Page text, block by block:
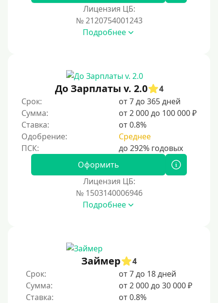
До зарплаты
Без документов
По ИНН
По загранпаспорту
По военному билету
По водительскому удостоверению
Без СНИЛСа
Без подтверждения дохода
Без справок и поручителей
Без посредников
Лицензия ЦБ:
№ 2120754001243
Подробнее
До Зарплаты v. 2.0
4
Срок:
от 7 до 365 дней
Сумма:
от 2 000 до 100 000 ₽
Ставка:
от 0.8%
Одобрение:
Среднее
Оформить
Лицензия ЦБ:
№ 1503140006946
Подробнее
Займер
4
Срок:
от 7 до 18 дней
Сумма:
от 2 000 до 30 000 ₽
Ставка:
от 0.8%